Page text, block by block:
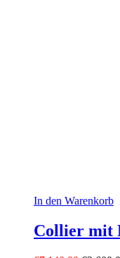
In den Warenkorb
Collier mit